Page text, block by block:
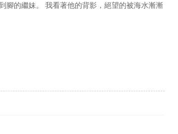
腳的繼妹。 我看著他的背影，絕望的被海水漸漸